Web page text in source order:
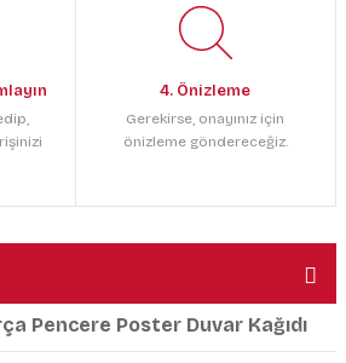
4. Önizleme
Gerekirse, onayınız için
önizleme göndereceğiz.
Pencere Poster Duvar Kağıdı